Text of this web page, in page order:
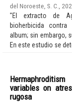
del Noroeste, S. C.
"El extracto de
bioherbicida
album; sin embargo,
En este estudio se
variables on
rugosa